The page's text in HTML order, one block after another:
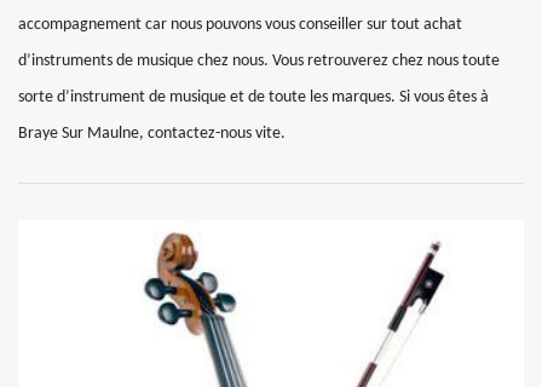
accompagnement car nous pouvons vous conseiller sur tout achat
d’instruments de musique chez nous. Vous retrouverez chez nous toute
sorte d’instrument de musique et de toute les marques. Si vous êtes à
Braye Sur Maulne, contactez-nous vite.